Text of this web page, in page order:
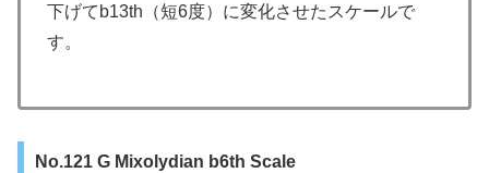
下げてb13th（短6度）に変化させたスケールで
す。
No.121 G Mixolydian b6th Scale